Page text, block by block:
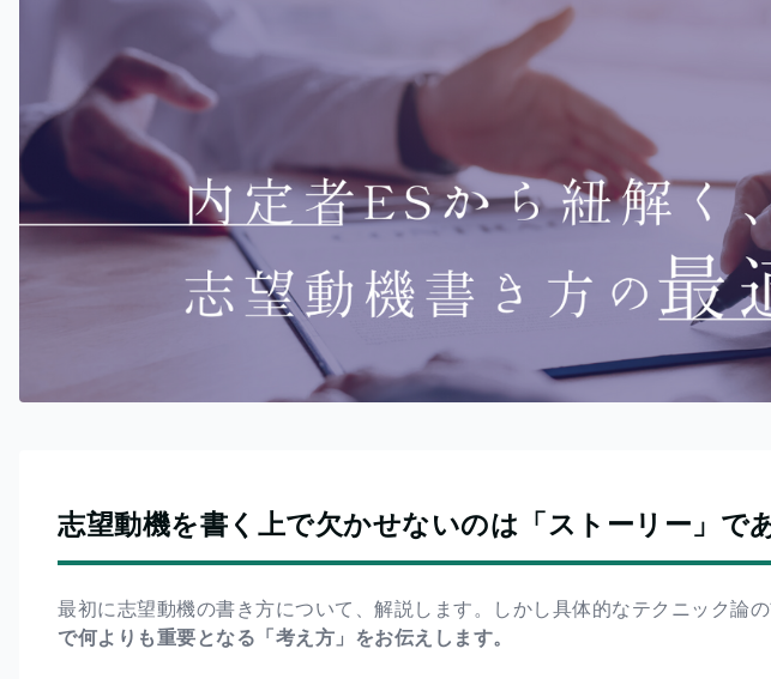
志望動機を書く上で欠かせないのは「ストーリー」であ
最初に志望動機の書き方について、解説します。しかし具体的なテクニック論の
で何よりも重要となる「考え方」をお伝えします。